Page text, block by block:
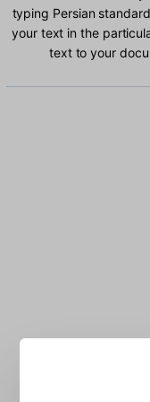
typing Persian
your text in the
text to your
Type Persian